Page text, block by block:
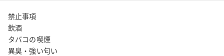
禁止事項
飲酒
タバコの喫煙
異臭・強い匂い